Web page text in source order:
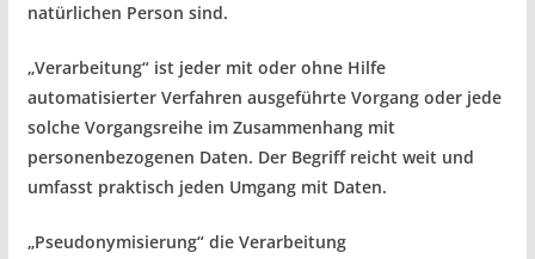
natürlichen Person sind.
„Verarbeitung“ ist jeder mit oder ohne Hilfe
automatisierter Verfahren ausgeführte Vorgang oder jede
solche Vorgangsreihe im Zusammenhang mit
personenbezogenen Daten. Der Begriff reicht weit und
umfasst praktisch jeden Umgang mit Daten.
„Pseudonymisierung“ die Verarbeitung